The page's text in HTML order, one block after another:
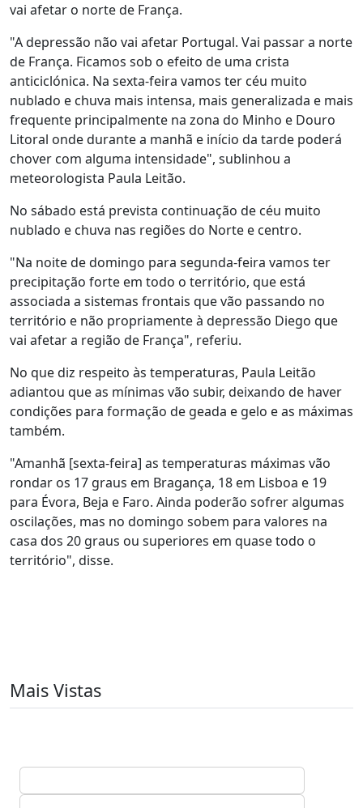
vai afetar o norte de França.
"A depressão não vai afetar Portugal. Vai passar a norte
de França. Ficamos sob o efeito de uma crista
anticiclónica. Na sexta-feira vamos ter céu muito
nublado e chuva mais intensa, mais generalizada e mais
frequente principalmente na zona do Minho e Douro
Litoral onde durante a manhã e início da tarde poderá
chover com alguma intensidade", sublinhou a
meteorologista Paula Leitão.
No sábado está prevista continuação de céu muito
nublado e chuva nas regiões do Norte e centro.
"Na noite de domingo para segunda-feira vamos ter
precipitação forte em todo o território, que está
associada a sistemas frontais que vão passando no
território e não propriamente à depressão Diego que
vai afetar a região de França", referiu.
No que diz respeito às temperaturas, Paula Leitão
adiantou que as mínimas vão subir, deixando de haver
condições para formação de geada e gelo e as máximas
também.
"Amanhã [sexta-feira] as temperaturas máximas vão
rondar os 17 graus em Bragança, 18 em Lisboa e 19
para Évora, Beja e Faro. Ainda poderão sofrer algumas
oscilações, mas no domingo sobem para valores na
casa dos 20 graus ou superiores em quase todo o
território", disse.
Mais Vistas